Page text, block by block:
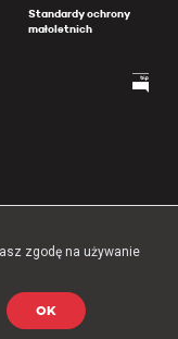
Standardy ochrony
małoletnich
zgodę na używanie
OK